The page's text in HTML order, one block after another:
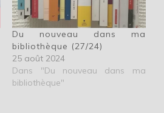
Du nouveau dans ma
bibliothèque (27/24)
25 août 2024
Dans "Du nouveau dans ma
bibliothèque"